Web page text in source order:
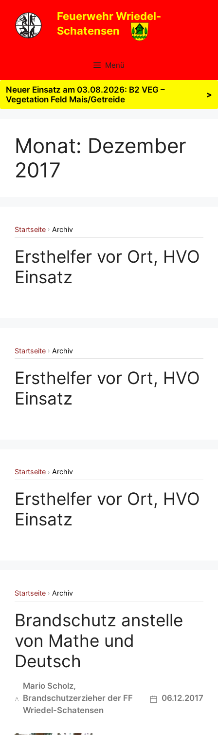
Inhalt
springen
Feuerwehr Wriedel-
Schatensen
Menü
Neuer Einsatz am 03.08.2026: B2 VEG –
Vegetation Feld Mais/Getreide
>
Monat: Dezember
2017
Startseite › Archiv
Ersthelfer vor Ort, HVO
Einsatz
Startseite › Archiv
Ersthelfer vor Ort, HVO
Einsatz
Startseite › Archiv
Ersthelfer vor Ort, HVO
Einsatz
Startseite › Archiv
Brandschutz anstelle
von Mathe und
Deutsch
Mario Scholz,
Brandschutzerzieher der FF
Wriedel-Schatensen
06.12.2017